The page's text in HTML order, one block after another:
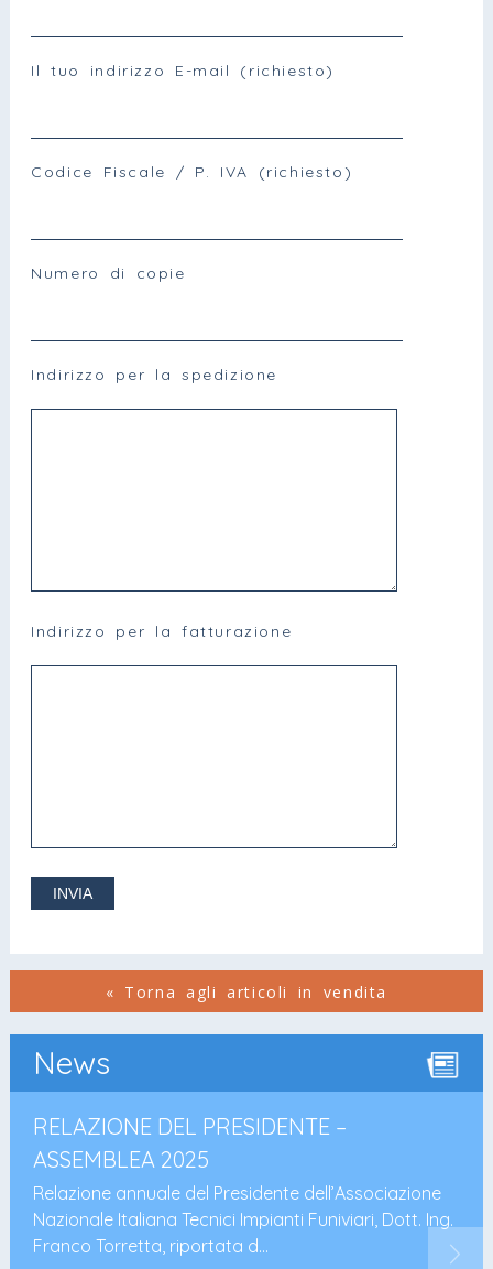
Il tuo indirizzo E-mail (richiesto)
Codice Fiscale / P. IVA (richiesto)
Numero di copie
Indirizzo per la spedizione
Indirizzo per la fatturazione
« Torna agli articoli in vendita
News
RELAZIONE DEL PRESIDENTE –
ASSEMBLEA 2025
Relazione annuale del Presidente dell’Associazione
Nazionale Italiana Tecnici Impianti Funiviari, Dott. Ing.
Franco Torretta, riportata d...